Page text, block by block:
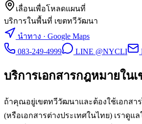
เลื่อนเพื่อโหลดแผนที่
บริการในพื้นที่ เขตทวีวัฒนา
นำทาง · Google Maps
083-249-4999
LINE @NYCLI
บริการเอกสารกฎหมายใน
ถ้าคุณอยู่เขตทวีวัฒนาและต้องใช้เอกสา
(หรือเอกสารต่างประเทศในไทย) เราดูแ